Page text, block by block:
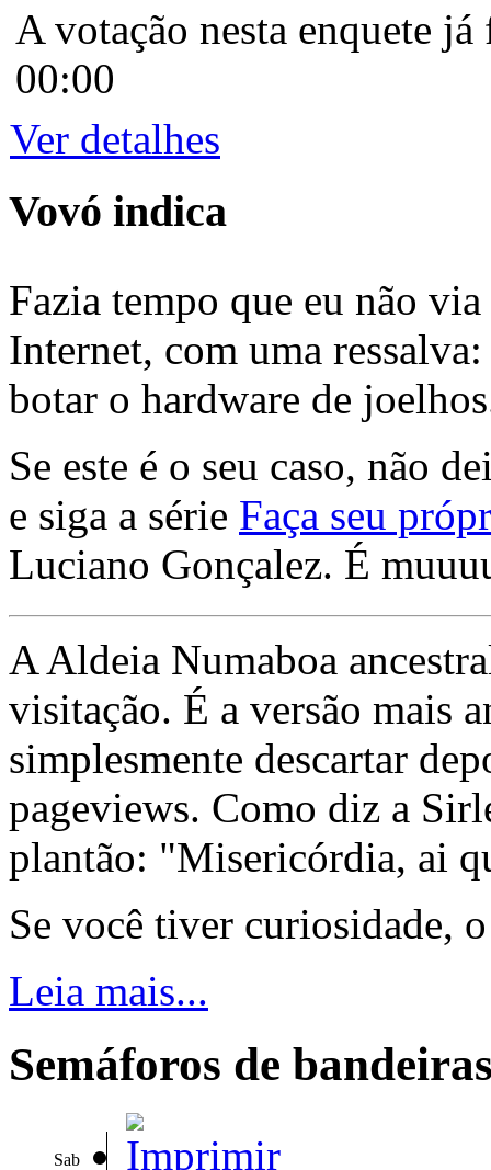
A votação nesta enquete
00:00
Ver detalhes
Vovó indica
Fazia tempo que eu não
Internet, com uma
botar o hardware de
Se este é o seu caso, não
e siga a série Faça seu
Luciano Gonçalez. É
A Aldeia Numaboa
visitação. É a versão mais
simplesmente descartar
pageviews. Como diz a
plantão: "Misericórdia, ai
Se você tiver curiosidade,
Leia mais...
Semáforos de
Sab